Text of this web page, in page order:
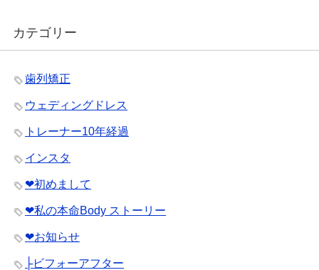
カテゴリー
歯列矯正
ウェディングドレス
トレーナー10年経過
インスタ
❤︎初めまして
❤︎私の本命Body ストーリー
❤︎お知らせ
├ビフォーアフター